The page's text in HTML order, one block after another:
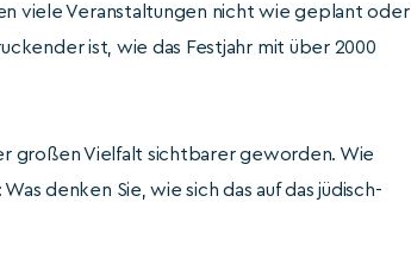
viele Veranstaltungen nicht wie geplant oder
ist, wie das Festjahr mit über 2000
großen Vielfalt sichtbarer geworden. Wie
denken Sie, wie sich das auf das jüdisch-